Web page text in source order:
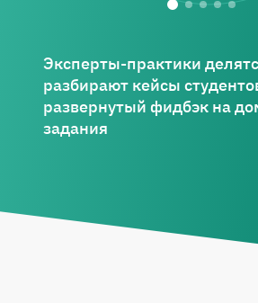
Эксперты-практики
разбирают кейсы
развернутый фидбэк на
задания